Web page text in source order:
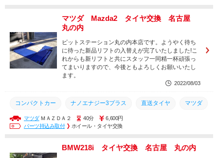
マツダ Mazda2 タイヤ交換 名古屋
丸の内
ピットステーション丸の内本店です。ようやく待ち
に待った新品リフトの入替えが完了いたしました!こ
れからも新リフトと共にスタッフ一同精一杯頑張っ
てまいりますので、今後ともよろしくお願いいたし
ます。
2022/08/03
コンパクトカー ナノエナジー3プラス 直送タイヤ マツダ
タイヤ 交換
マツダＭＡＺＤＡ２ 40分
6,600円
パーツ持込み取付
ホイール・タイヤ交換
BMW218i タイヤ交換 名古屋 丸の内